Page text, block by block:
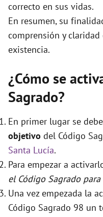
correcto en sus vidas.
En resumen, su
comprensión y
existencia.
¿Cómo se
Sagrado?
En primer lugar se debe
objetivo del Código
Santa Lucía.
Para empezar a
el Código Sagrado
Una vez empezada la
Código Sagrado 98 un